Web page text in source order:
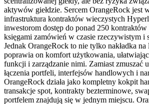
aktywów giełdzie. Sercem OrangeRock jest
infrastruktura kontraktów wieczystych
inwestorom dostęp do ponad 250
księgami zamówień w czasie rzeczywistym i
Jednak OrangeRock to nie tylko nakładka
poprawia on komfort użytkowania,
funkcji i zarządzanie nimi. Zamiast zmuszać
łączenia portfeli, interfejsów handlowych i
OrangeRock działa jako kompletny kokpit
transakcje spot, kontrakty bezterminowe,
portfelem znajdują się w jednym miejscu.